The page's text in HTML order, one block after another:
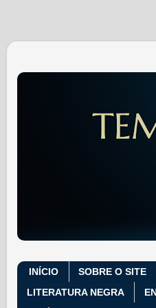
INÍCIO SOBRE O SITE
LITERATURA NEGRA